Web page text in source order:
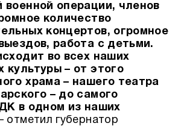
военной операции, членов
количество
концертов, огромное
работа с детьми.
во всех наших
культуры – от этого
храма – нашего театра
– до самого
в одном из наших
отметил губернатор